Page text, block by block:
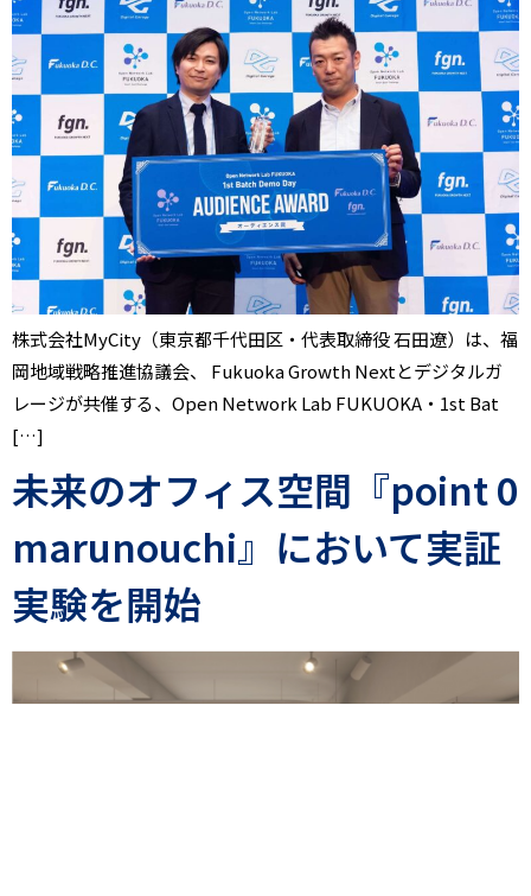
株式会社MyCity（東京都千代田区・代表取締役 石田遼）は、福
岡地域戦略推進協議会、 Fukuoka Growth Nextとデジタルガ
レージが共催する、Open Network Lab FUKUOKA・1st Bat
[…]
未来のオフィス空間『point 0
marunouchi』において実証
実験を開始